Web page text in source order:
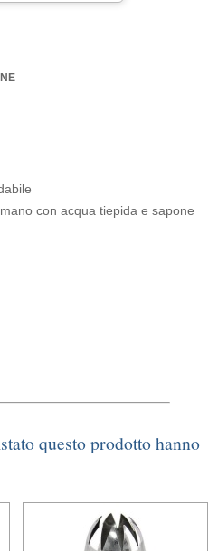
con acqua tiepida e sapone
questo prodotto hanno